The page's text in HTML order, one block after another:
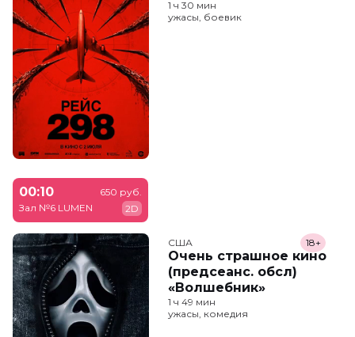
1 ч 30 мин
ужасы, боевик
00:10
Зал №6 LUMEN
650 руб.
2D
США
Очень страшное кино
(предсеанс. обсл)
«Волшебник»
18+
1 ч 49 мин
ужасы, комедия